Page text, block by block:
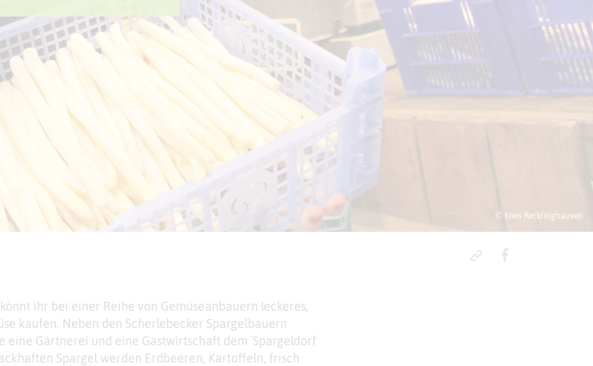
© Kreis Recklinghausen
ihr bei einer Reihe von Gemüseanbauern leckeres,
kaufen. Neben den Scherlebecker Spargelbauern
Gärtnerei und eine Gastwirtschaft dem `Spargeldorf
Spargel werden Erdbeeren, Kartoffeln, frisch